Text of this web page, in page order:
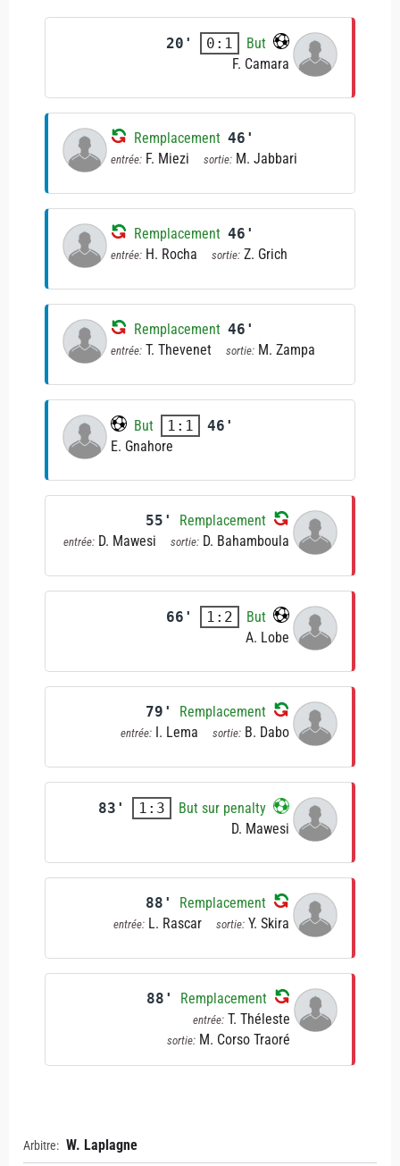
20' 0:1
But
F. Camara
Remplacement 46'
entrée: F. Miezi sortie: M. Jabbari
Remplacement 46'
entrée: H. Rocha sortie: Z. Grich
Remplacement 46'
entrée: T. Thevenet sortie: M. Zampa
But 1:1
46'
E. Gnahore
55' Remplacement
entrée: D. Mawesi sortie: D. Bahamboula
66' 1:2
But
A. Lobe
79' Remplacement
entrée: I. Lema sortie: B. Dabo
83' 1:3
But sur penalty
D. Mawesi
88' Remplacement
entrée: L. Rascar sortie: Y. Skira
88' Remplacement
entrée: T. Théleste
sortie: M. Corso Traoré
Arbitre: W. Laplagne